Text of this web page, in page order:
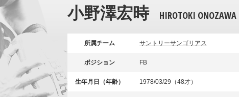
小野澤宏時 HIROTOKI ONOZAWA
所属チーム サントリーサンゴリアス
ポジション FB
生年月日（年齢） 1978/03/29（48才）